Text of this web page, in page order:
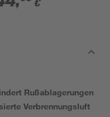
€
Rußablagerungen
Verbrennungsluft